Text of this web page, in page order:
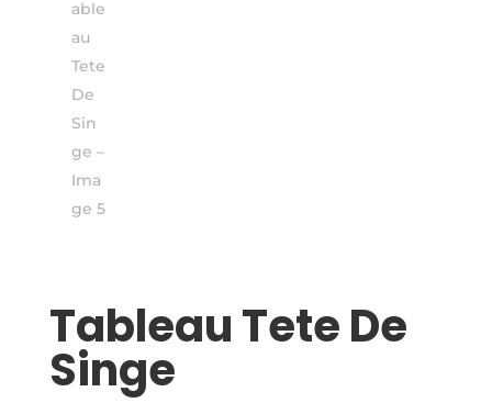
Tableau Tete De
Singe